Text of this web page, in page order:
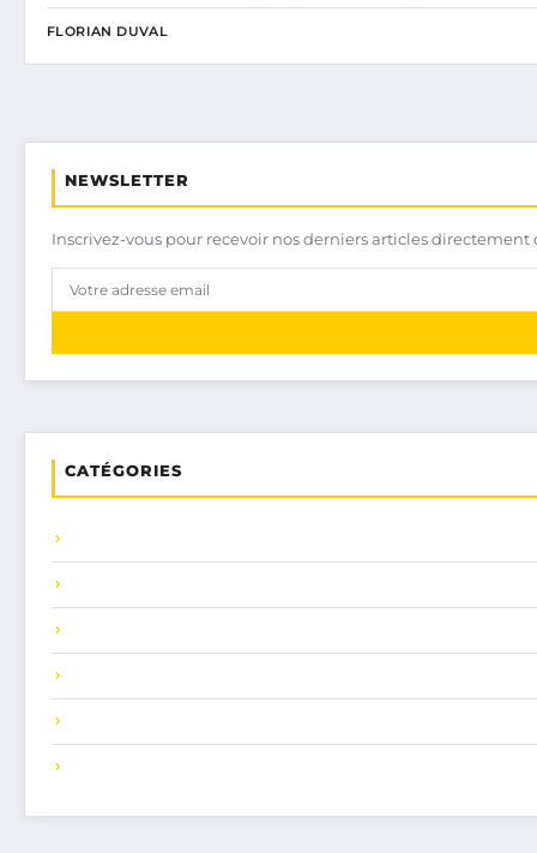
FLORIAN DUVAL
NEWSLETTER
Inscrivez-vous pour recevoir nos derniers articles
CATÉGORIES